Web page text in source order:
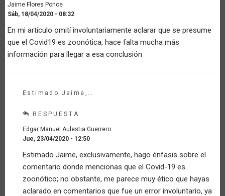
Jaime Flores Ponce
Sáb, 18/04/2020 - 08:32
En mi artículo omití involuntariamente aclarar que se presume
que el Covid19 es zoonótica, hace falta mucha más
información para llegar a esa conclusión
Estimado Jaime,…
RESPUESTA
Edgar Manuel Aulestia Guerrero
Jue, 23/04/2020 - 12:50
respuesta
a
Corrección
Estimado Jaime, exclusivamente, hago énfasis sobre el
comentario donde mencionas que el Covid-19 es
zoonótico; no obstante, me parece muy ético que hayas
aclarado en comentarios que fue un error involuntario, ya